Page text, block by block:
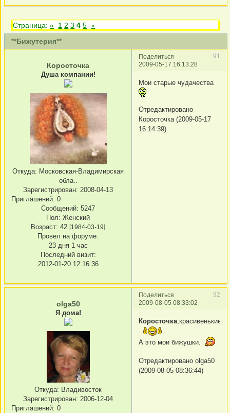
**Бижутерия**
Страница:« 1 2 3 4 5 »
Поделиться
91
2009-05-17 16:13:28
Коросточка
Душа компании!
Откуда: Московская-Владимирская
обла..
Зарегистрирован: 2008-04-13
Приглашений: 0
Сообщений: 5247
Пол: Женский
Возраст: 42 [1984-03-19]
Провел на форуме:
23 дня 1 час
Последний визит:
2012-01-20 12:16:36
Мои старые чудачества
Отредактировано
Коросточка (2009-05-17
16:14:39)
Поделиться
92
2009-08-05 08:33:02
olga50
Я дома!
Откуда: Владивосток
Зарегистрирован: 2006-12-04
Приглашений: 0
Коросточка ,красивенькие
А это мои бижушки.
Отредактировано olga50
(2009-08-05 08:36:44)